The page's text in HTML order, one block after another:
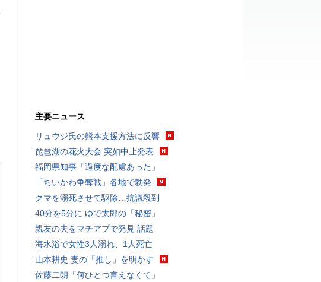
主要ニュース
リュウジ氏の熊本支援方法に反響
琵琶湖の花火大会 突如中止発表
福岡県知事「過度な配慮あった」
「ちいかわ争奪戦」各地で勃発
クマを溺死させて駆除…抗議殺到
40分を5分に ゆで太郎の「秘密」
親友の夫をマチアプで発見 話題
海水浴で女性3人溺れ、1人死亡
山本耕史 妻の「推し」を明かす
佐藤二朗「何ひとつ言えなくて」